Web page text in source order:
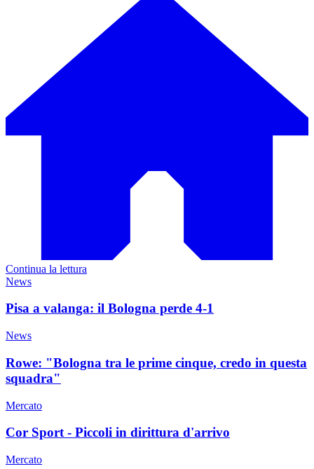
Continua la lettura
News
Pisa a valanga: il Bologna perde 4-1
News
Rowe: "Bologna tra le prime cinque, credo in questa
squadra"
Mercato
Cor Sport - Piccoli in dirittura d'arrivo
Mercato